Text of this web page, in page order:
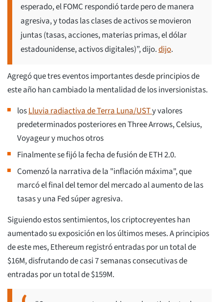
esperado, el FOMC respondió tarde pero de manera
agresiva, y todas las clases de activos se movieron
juntas (tasas, acciones, materias primas, el dólar
estadounidense, activos digitales)”, dijo.dijo.
Agregó que tres eventos importantes desde principios de
este año han cambiado la mentalidad de los inversionistas.
losLluvia radiactiva de Terra Luna/USTy valores
predeterminados posteriores en Three Arrows, Celsius,
Voyageur y muchos otros
Finalmente se fijó la fecha de fusión de ETH 2.0.
Comenzó la narrativa de la "inflación máxima", que
marcó el final del temor del mercado al aumento de las
tasas y una Fed súper agresiva.
Siguiendo estos sentimientos, los criptocreyentes han
aumentado su exposición en los últimos meses. A principios
de este mes, Ethereum registró entradas por un total de
$16M, disfrutando de casi 7 semanas consecutivas de
entradas por un total de $159M.